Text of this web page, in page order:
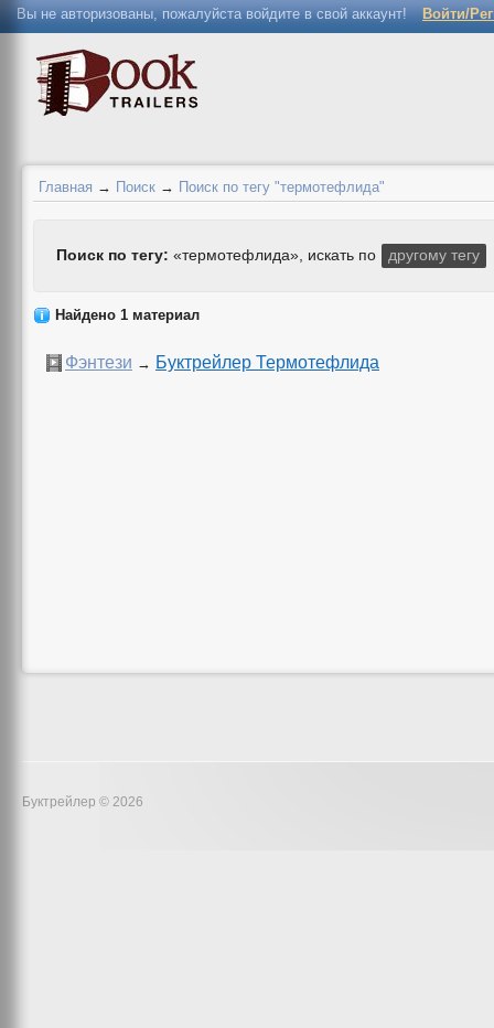
Вы не авторизованы, пожалуйста войдите в свой аккаунт! Войти/
Главная → Поиск → Поиск по тегу "термотефлида"
Поиск по тегу: «термотефлида», искать по другому тегу
Найдено 1 материал
Фэнтези → Буктрейлер Термотефлида
Буктрейлер © 2026